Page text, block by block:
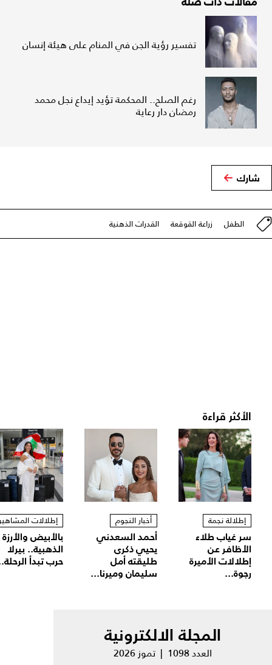
تفسير رؤية الجن في المنام على هيئة إنسان
رغم الصلح.. المحكمة تؤيد إيداع نجل محمد
رمضان دار رعاية
شارك
الطفل زراعة القوقعة القدرات الذهنية
الأكثر قراءة
إطلالة نجمة
سر غياب طلاء
الأظافر عن
إطلالات الأميرة
رجوة...
أخبار النجوم
أحمد السعدني
يحيي ذكرى
طليقته أمل
سليمان وميرنا...
إطلالات
بالأبيض والأرزة
الذهبية.. بيرلا
حرب تبدأ
المجلة الالكترونية
العدد 1098 | تموز 2026